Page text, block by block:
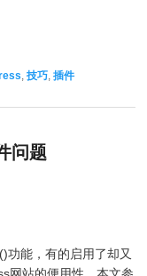
,技巧,插件
问题
功能，有的启用了却又
网站的便用性。本文参